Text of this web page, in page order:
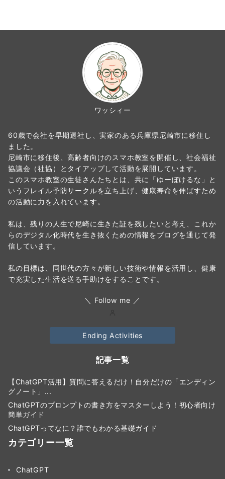
ワッシィー
60歳で会社を早期退社し、実家のある兵庫県尼崎市に移住し
ました。
尼崎市に移住後、高齢者向けのスマホ教室を開催し、社会福祉
協議会（社協）とタイアップして活動を展開しています。
このスマホ教室の生徒さんたちとは、共に「ゆーぼけるな」と
いうフレイル予防サークルを立ち上げ、健康寿命を伸ばすため
の活動に力を入れています。
私は、残りの人生で尼崎に生きた証を残したいと考え、これか
らのデジタル化時代を生き抜くための情報をブログを通じて発
信しています。
私の目標は、同世代の方々が新しい技術や情報を活用し、健康
で充実した生活を送る手助けをすることです。
＼ Follow me ／
Ending Activities
記事一覧
【ChatGPT活用】質問に答えるだけ！自分だけの「エンディン
グノート」...
ChatGPTのプロンプトの書き方をマスターしよう！初心者向け
簡単ガイド
ChatGPTってなに？誰でもわかる基礎ガイド
カテゴリー一覧
ChatGPT